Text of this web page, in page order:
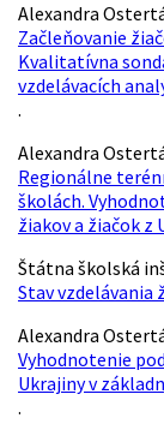
Alexandra
Začleňovanie
Kvalitatívna
vzdelávacích
.
Alexandra
Regionálne
školách.
žiakov a žiačok z
Štátna školská
Stav vzdelávania
Alexandra
Vyhodnotenie
Ukrajiny v
.